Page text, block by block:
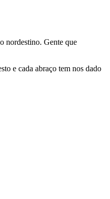
nordestino. Gente que
e cada abraço tem nos dado